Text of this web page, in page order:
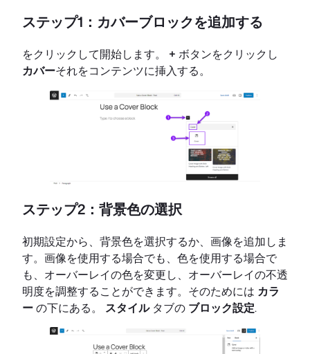
ステップ1：カバーブロックを追加する
をクリックして開始します。 + ボタンをクリックし
カバーそれをコンテンツに挿入する。
ステップ2：背景色の選択
初期設定から、背景色を選択するか、画像を追加しま
す。画像を使用する場合でも、色を使用する場合で
も、オーバーレイの色を変更し、オーバーレイの不透
明度を調整することができます。そのためには カラ
ーの下にある。 スタイルタブの ブロック設定.